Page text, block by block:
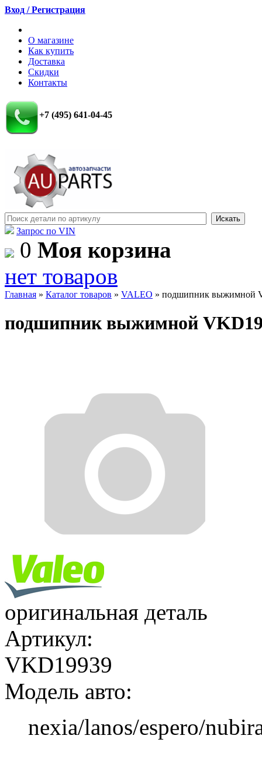
Вход / Регистрация
О магазине
Как купить
Доставка
Скидки
Контакты
+7 (495) 641-04-45
Запрос по VIN
0 Моя корзина
нет товаров
Главная » Каталог товаров » VALEO » подшипник выжимной
подшипник выжимной
оригинальная деталь
Артикул:
VKD19939
Модель авто:
nexia/lanos/espero/